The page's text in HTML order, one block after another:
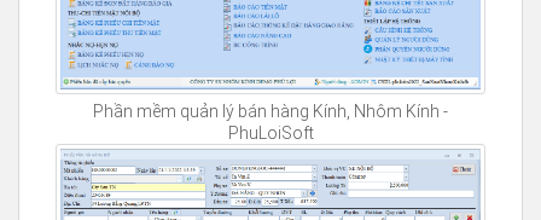
Phần mềm quản lý bán hàng Kính, Nhôm Kính -
PhuLoiSoft